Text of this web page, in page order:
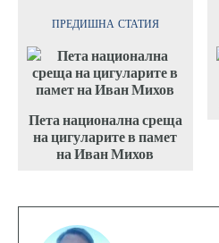
ПРЕДИШНА СТАТИЯ
Пета национална среща
на цигуларите в памет
на Иван Михов